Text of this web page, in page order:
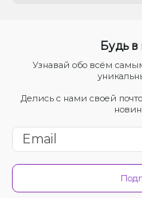
Будь в
Узнавай обо всём
Делись с нами своей